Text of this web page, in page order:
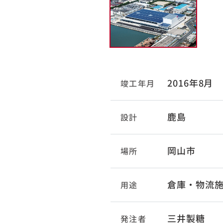
竣工年月 2016年8月
設計 鹿島
場所 岡山市
用途 倉庫・物流
発注者 三井製糖